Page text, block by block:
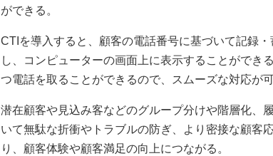
ができる。
CTIを導入すると、顧客の電話番号に基づいて記録
し、コンピューターの画面上に表示することができ
つ電話を取ることができるので、スムーズな対応が可
潜在顧客や見込み客などのグループ分けや階層化、
いて無駄な折衝やトラブルの防ぎ、より密接な顧客
り、顧客体験や顧客満足の向上につながる。